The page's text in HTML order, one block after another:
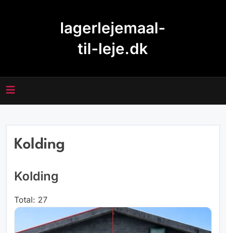
lagerlejemaal-
til-leje.dk
Kolding
Kolding
Total: 27